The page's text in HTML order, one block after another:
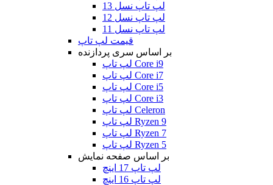
لپ تاپ نسل 13
لپ تاپ نسل 12
لپ تاپ نسل 11
قیمت لپ تاپ
بر اساس سری پردازنده
لپ تاپ Core i9
لپ تاپ Core i7
لپ تاپ Core i5
لپ تاپ Core i3
لپ تاپ Celeron
لپ تاپ Ryzen 9
لپ تاپ Ryzen 7
لپ تاپ Ryzen 5
بر اساس صفحه نمایش
لپ تاپ 17 اینچ
لپ تاپ 16 اینچ